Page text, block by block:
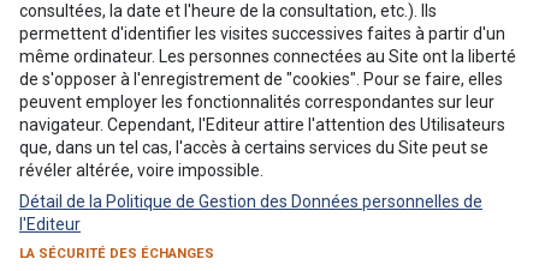
consultées, la date et l'heure de la consultation, etc.). Ils
permettent d'identifier les visites successives faites à partir d'un
même ordinateur. Les personnes connectées au Site ont la liberté
de s'opposer à l'enregistrement de "cookies". Pour se faire, elles
peuvent employer les fonctionnalités correspondantes sur leur
navigateur. Cependant, l'Editeur attire l'attention des Utilisateurs
que, dans un tel cas, l'accès à certains services du Site peut se
révéler altérée, voire impossible.
Détail de la Politique de Gestion des Données personnelles de
l'Editeur
LA SÉCURITÉ DES ÉCHANGES